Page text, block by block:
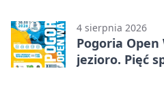
4 sierpnia 2026
Pogoria
jezioro. Pięć